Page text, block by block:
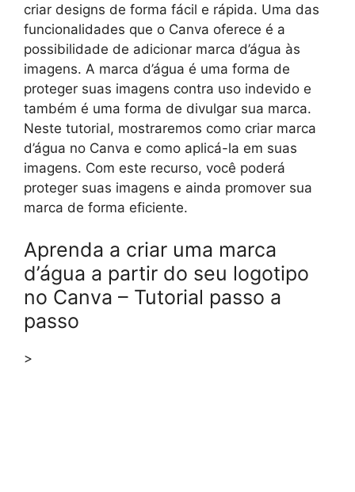
criar designs de forma fácil e rápida. Uma das
funcionalidades que o Canva oferece é a
possibilidade de adicionar marca d’água às
imagens. A marca d’água é uma forma de
proteger suas imagens contra uso indevido e
também é uma forma de divulgar sua marca.
Neste tutorial, mostraremos como criar marca
d’água no Canva e como aplicá-la em suas
imagens. Com este recurso, você poderá
proteger suas imagens e ainda promover sua
marca de forma eficiente.
Aprenda a criar uma marca
d’água a partir do seu logotipo
no Canva – Tutorial passo a
passo
>